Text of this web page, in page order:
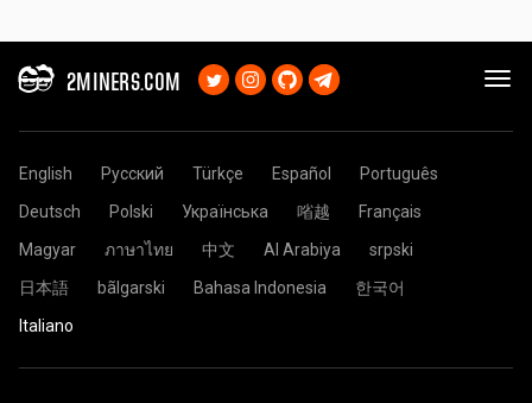
2MINERS.COM
English Русский Türkçe Español
Português
Deutsch
Polski Українська 㗂越
Français
Magyar
ภาษาไทย 中文 Al Arabiya
srpski
日本語
bãlgarski Bahasa Indonesia
한국어
Italiano